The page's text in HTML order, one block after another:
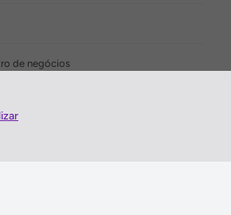
de negócios